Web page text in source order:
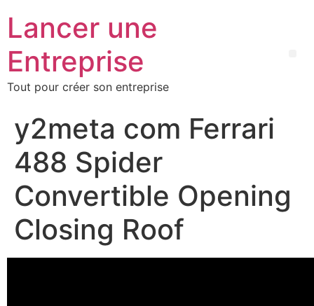
Lancer une
Entreprise
Tout pour créer son entreprise
y2meta com Ferrari
488 Spider
Convertible Opening
Closing Roof